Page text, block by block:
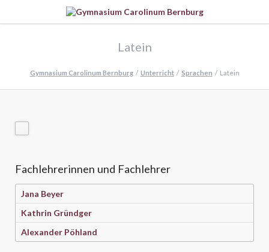
Latein
Gymnasium Carolinum Bernburg Unterricht Sprachen Latein
Fachlehrerinnen und Fachlehrer
Jana Beyer
Kathrin Gründger
Alexander Pöhland